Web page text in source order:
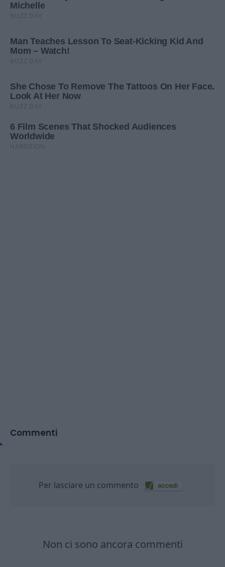
Commenti